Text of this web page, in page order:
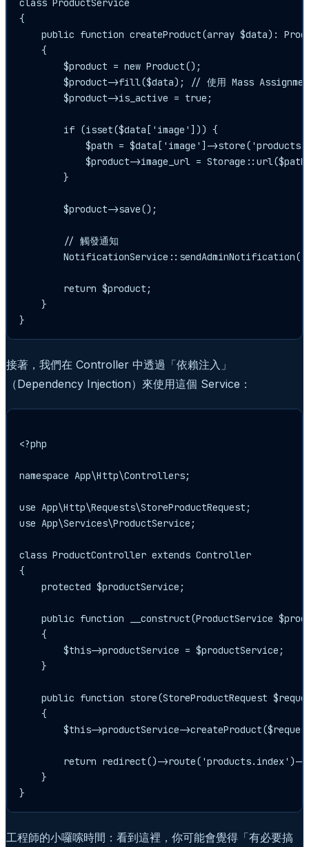
class ProductService
{
public function createProduct(array $data):
    {
        $product = new Product();
$product->fill($data); // 使用 Mass
        $product->is_active = true;
        if (isset($data['image'])) {
$path = $data['image']-
$product->image_url =
        }
        $product->save();
        // 觸發通知
NotificationService::sendAdminNotification('
        return $product;
    }
接著，我們在 Controller 中透過「依賴注入」
（Dependency Injection）來使用這個 Service：
<?php
namespace App\Http\Controllers;
use App\Http\Requests\StoreProductRequest;
use App\Services\ProductService;
class ProductController extends Controller
{
    protected $productService;
public function __construct(ProductService
    {
        $this->productService = $productService;
    }
public function store(StoreProductRequest
    {
$this->productService-
return redirect()->route('products.index')-
    }
工程師的小囉嗦時間：看到這裡，你可能會覺得「有必要搞